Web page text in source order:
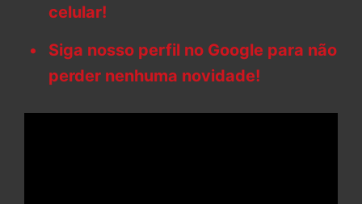
celular!
Siga nosso perfil no Google para não
perder nenhuma novidade!